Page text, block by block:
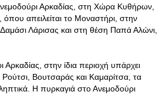
Αρκαδίας, στη Χώρα Κυθήρων,
όπου απειλείται το Μοναστήρι, στην
Λάρισας και στη θέση Παπά Αλώνι,
στην ίδια περιοχή υπάρχει
Βουτσαράς και Καμαρίτσα, τα
Η πυρκαγιά στο Ανεμοδούρι